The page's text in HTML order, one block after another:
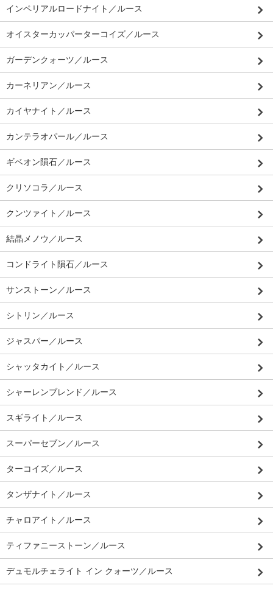
インペリアルロードナイト／ルース
オイスターカッパーターコイズ／ルース
ガーデンクォーツ／ルース
カーネリアン／ルース
カイヤナイト／ルース
カンテラオパール／ルース
ギベオン隕石／ルース
クリソコラ／ルース
クンツァイト／ルース
結晶メノウ／ルース
コンドライト隕石／ルース
サンストーン／ルース
シトリン／ルース
ジャスパー／ルース
シャッタカイト／ルース
シャーレンブレンド／ルース
スギライト／ルース
スーパーセブン／ルース
ターコイズ／ルース
タンザナイト／ルース
チャロアイト／ルース
ティファニーストーン／ルース
デュモルチェライト イン クォーツ／ルース